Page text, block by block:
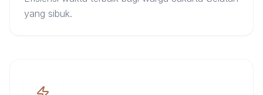
yang sibuk.